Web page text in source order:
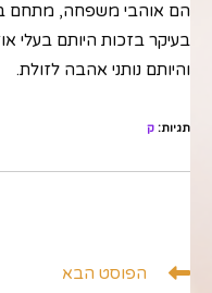
הם אוהבי משפחה, מתחם
בעיקר בזכות היותם בעלי
והיותם נותני אהבה לזולת.
תגיות: ק
הפוסט הבא